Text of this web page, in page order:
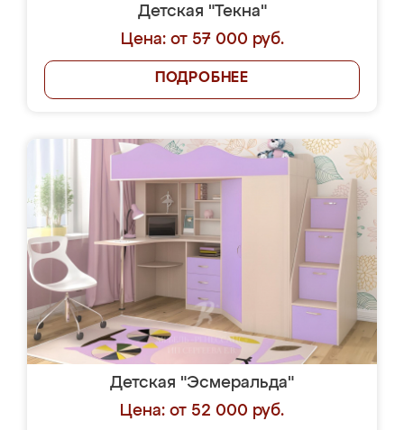
Детская "Текна"
Цена: от 57 000 руб.
ПОДРОБНЕЕ
Детская "Эсмеральда"
Цена: от 52 000 руб.